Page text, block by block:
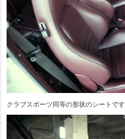
クラブスポーツ同等の形状のシートです